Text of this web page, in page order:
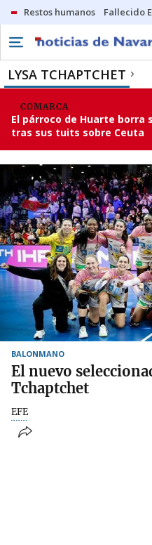
Restos humanos Fallecido
LYSA TCHAPTCHET
COMARCA
El párroco de Huarte borra
tras sus tuits sobre Ceuta
BALONMANO
El nuevo
Tchaptchet
EFE